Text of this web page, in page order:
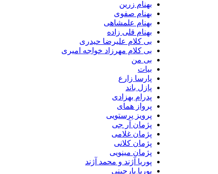
بهنام زرین
بهنام صفوی
بهنام علمشاهی
بهنام قلی زاده
بی کلام علیرضا حیدری
بی کلام مهرزاد خواجه امیری
پارسا زارع
پازل باند
پدرام بهزادی
پرواز همای
پرویز پرستویی
پژمان آر جی
پژمان غلامی
پژمان کلانی
پژمان مینویی
پوریا آژند و محمد آژند
پوریا بارجینی